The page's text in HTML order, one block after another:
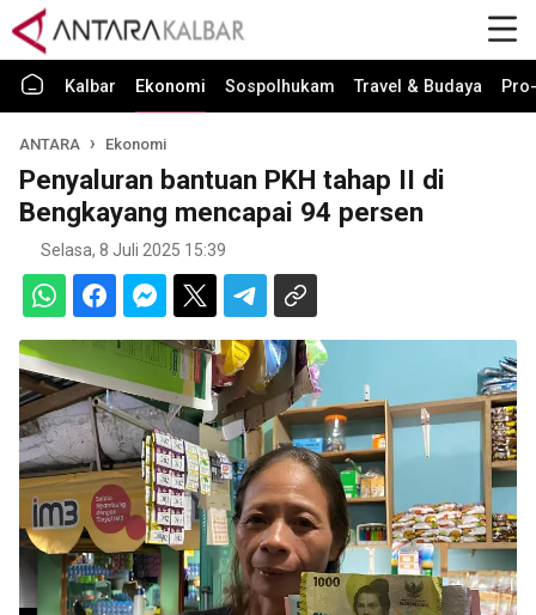
Kalbar Ekonomi Sospolhukam Travel & Budaya
ANTARA Ekonomi
Penyaluran bantuan PKH tahap II di
Bengkayang mencapai 94 persen
Selasa, 8 Juli 2025 15:39